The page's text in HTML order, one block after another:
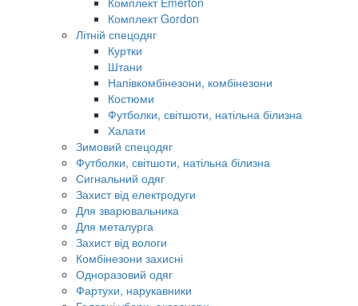
Комплект Gordon
Літній спецодяг
Куртки
Штани
Напівкомбінезони, комбінезони
Костюми
Футболки, світшоти, натільна білизна
Халати
Зимовий спецодяг
Футболки, світшоти, натільна білизна
Сигнальний одяг
Захист від електродуги
Для зварювальника
Для металурга
Захист від вологи
Комбінезони захисні
Одноразовий одяг
Фартухи, нарукавники